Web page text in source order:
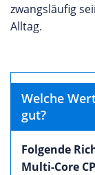
zwangsläufig
Alltag.
Welche
gut?
Folgende
Multi-Core